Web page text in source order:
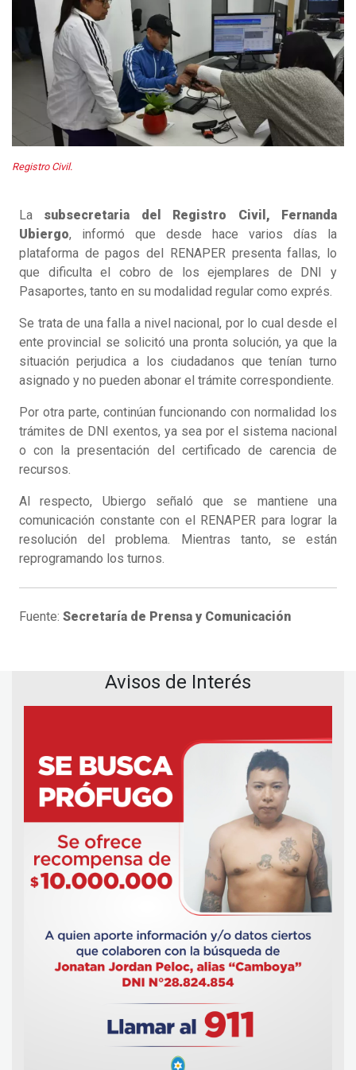
Registro Civil.
La subsecretaria del Registro Civil, Fernanda
Ubiergo, informó que desde hace varios días la
plataforma de pagos del RENAPER presenta fallas, lo
que dificulta el cobro de los ejemplares de DNI y
Pasaportes, tanto en su modalidad regular como exprés.
Se trata de una falla a nivel nacional, por lo cual desde el
ente provincial se solicitó una pronta solución, ya que la
situación perjudica a los ciudadanos que tenían turno
asignado y no pueden abonar el trámite correspondiente.
Por otra parte, continúan funcionando con normalidad los
trámites de DNI exentos, ya sea por el sistema nacional
o con la presentación del certificado de carencia de
recursos.
Al respecto, Ubiergo señaló que se mantiene una
comunicación constante con el RENAPER para lograr la
resolución del problema. Mientras tanto, se están
reprogramando los turnos.
Fuente: Secretaría de Prensa y Comunicación
Avisos de Interés